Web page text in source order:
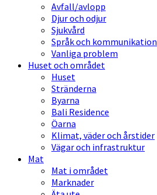
Avfall/avlopp
Djur och odjur
Sjukvård
Språk och kommunikation
Vanliga problem
Huset och området
Huset
Stränderna
Byarna
Bali Residence
Öarna
Klimat, väder och årstider
Vägar och infrastruktur
Mat
Mat i området
Marknader